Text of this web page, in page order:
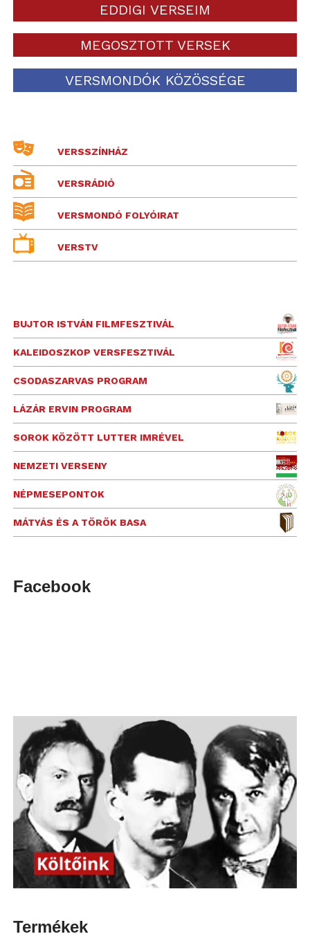
EDDIGI VERSEIM
MEGOSZTOTT VERSEK
VERSMONDÓK KÖZÖSSÉGE
VERSSZÍNHÁZ
VERSRÁDIÓ
VERSMONDÓ FOLYÓIRAT
VERSTV
BUJTOR ISTVÁN FILMFESZTIVÁL
KALEIDOSZKOP VERSFESZTIVÁL
CSODASZARVAS PROGRAM
LÁZÁR ERVIN PROGRAM
SOROK KÖZÖTT LUTTER IMRÉVEL
NEMZETI VERSENY
NÉPMESEPONTOK
MÁTYÁS ÉS A TÖRÖK BASA
Facebook
Termékek